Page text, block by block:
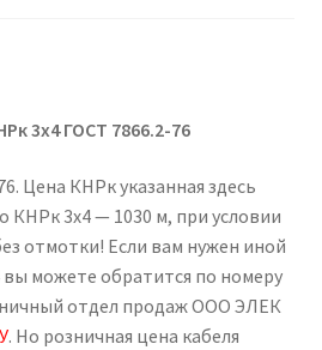
3х4 ГОСТ 7866.2-76
Цена КНРк указанная здесь
КНРк 3х4 — 1030 м, при условии
отмотки! Если вам нужен иной
можете обратится по номеру
отдел продаж ООО ЭЛЕК
. Но розничная цена кабеля